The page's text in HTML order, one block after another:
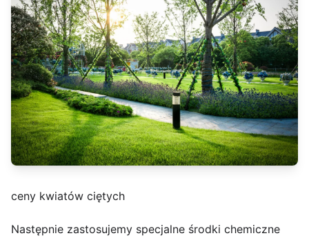
ceny kwiatów ciętych
Następnie zastosujemy specjalne środki chemiczne